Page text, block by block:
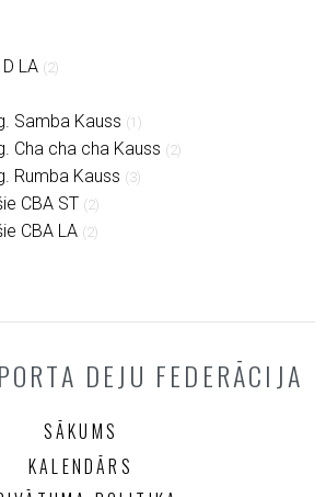
LA (2)
Samba Kauss (1)
Cha cha cha Kauss (2)
Rumba Kauss (3)
CBA ST (2)
CBA LA (2)
DEJU FEDERĀCIJA
SĀKUMS
KALENDĀRS